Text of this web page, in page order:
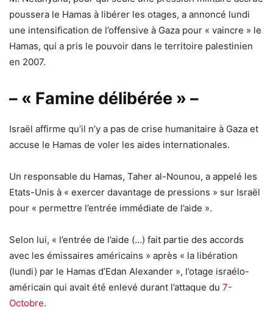
poussera le Hamas à libérer les otages, a annoncé lundi
une intensification de l’offensive à Gaza pour « vaincre » le
Hamas, qui a pris le pouvoir dans le territoire palestinien
en 2007.
– « Famine délibérée » –
Israël affirme qu’il n’y a pas de crise humanitaire à Gaza et
accuse le Hamas de voler les aides internationales.
Un responsable du Hamas, Taher al-Nounou, a appelé les
Etats-Unis à « exercer davantage de pressions » sur Israël
pour « permettre l’entrée immédiate de l’aide ».
Selon lui, « l’entrée de l’aide (…) fait partie des accords
avec les émissaires américains » après « la libération
(lundi) par le Hamas d’Edan Alexander », l’otage israélo-
américain qui avait été enlevé durant l’attaque du 7-
Octobre.